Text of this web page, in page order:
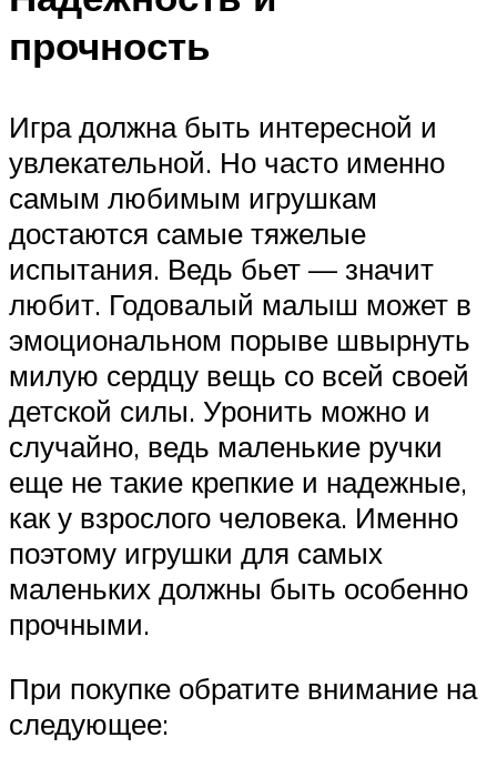
прочность
Игра должна быть интересной и
увлекательной. Но часто именно
самым любимым игрушкам
достаются самые тяжелые
испытания. Ведь бьет — значит
любит. Годовалый малыш может в
эмоциональном порыве швырнуть
милую сердцу вещь со всей своей
детской силы. Уронить можно и
случайно, ведь маленькие ручки
еще не такие крепкие и надежные,
как у взрослого человека. Именно
поэтому игрушки для самых
маленьких должны быть особенно
прочными.
При покупке обратите внимание на
следующее: